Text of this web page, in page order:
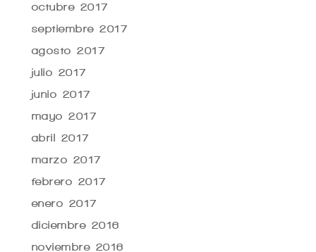
octubre 2017
septiembre 2017
agosto 2017
julio 2017
junio 2017
mayo 2017
abril 2017
marzo 2017
febrero 2017
enero 2017
diciembre 2016
noviembre 2016